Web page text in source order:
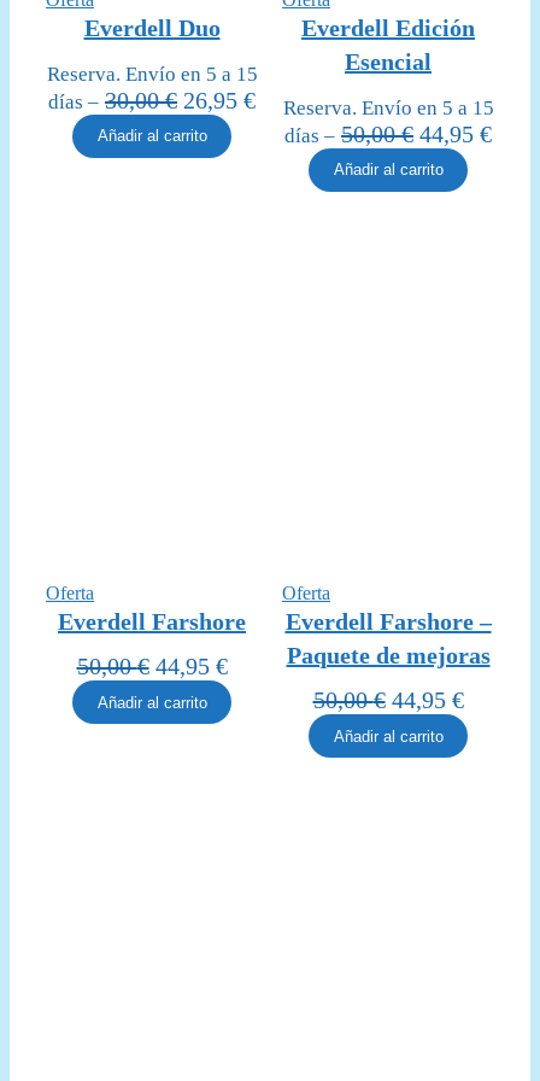
en
oferta
Everdell Duo
Reserva. Envío en 5 a 15
días – 30,00€ El
precio
original
26,95 €El
precio
actual
Añadir al carrito
oferta
Everdell Edición
Esencial
Reserva. Envío en 5 a 15
días – 50,00€ El
precio
original
44,95 €El
Añadir al carrito
Oferta
oferta
Everdell Farshore
50,00€ El
precio
original
44,95 €El
precio
actual
Añadir al carrito
Oferta
en
oferta
Everdell Farshore –
Paquete de mejoras
50,00€ El
precio
original
44,95 €El
precio
actual
Añadir al carrito